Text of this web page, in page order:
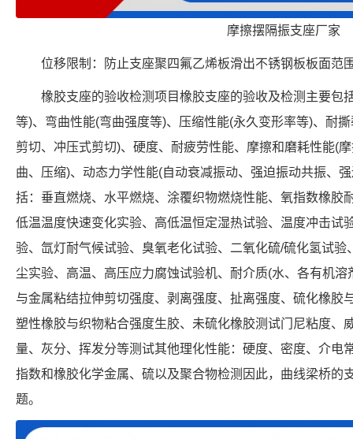
摩擦摆隔振支座厂家
位移限制：防止支座聚四氟乙烯板滑出不锈钢板板面范
橡胶支座的验收检测项目橡胶支座的验收及检测主要包
等)、弯曲性能(弯曲强度等)、压缩性能(永久变形率等)、耐
剪切、冲压式剪切)、硬度、耐疲劳性能、摩擦和磨耗性能(
曲、压缩)、动态力学性能(自动衰减振动、强迫振动共振、
括：垂直燃烧、水平燃烧、涂覆织物燃烧性能、氧指数橡胶
低温温度快速变化实验、高低温恒定湿热试验、温度冲击试
验、氙灯耐气候试验、臭氧老化试验、二氧化硫/硫化氢试
尘实验、高温、高压应力腐蚀试验机、耐介质(水、各有机
与金属粘结拉伸剪切强度、剥离强度、扯离强度、硫化橡胶
塑性橡胶与织物粘合强度生胶、未硫化橡胶测试门尼粘度、
量、灰分、挥发分等测试其他理化性能：硬度、密度、介电
指数和橡胶化学金属、硫以及聚合物检测因此，曲线梁桥的
题。